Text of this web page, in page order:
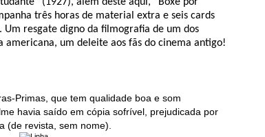
(1927), além deste aqui, “Boxe por
três horas de material extra e seis cards
resgate digno da filmografia de um dos
americana, um deleite aos fãs do cinema antigo!
Primas, que tem qualidade boa e som
havia saído em cópia sofrível, prejudicada por
(de revista, sem nome).